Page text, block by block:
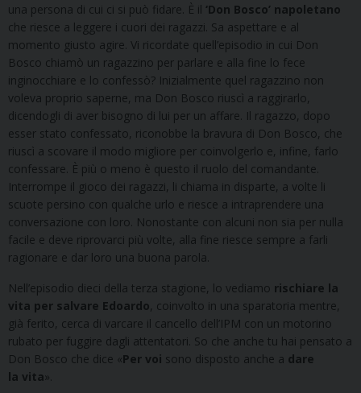
una persona di cui ci si può fidare. È il ‘Don Bosco’ napoletano
che riesce a leggere i cuori dei ragazzi. Sa aspettare e al
momento giusto agire. Vi ricordate quell’episodio in cui Don
Bosco chiamò un ragazzino per parlare e alla fine lo fece
inginocchiare e lo confessò? Inizialmente quel ragazzino non
voleva proprio saperne, ma Don Bosco riuscì a raggirarlo,
dicendogli di aver bisogno di lui per un affare. Il ragazzo, dopo
esser stato confessato, riconobbe la bravura di Don Bosco, che
riuscì a scovare il modo migliore per coinvolgerlo e, infine, farlo
confessare. È più o meno è questo il ruolo del comandante.
Interrompe il gioco dei ragazzi, li chiama in disparte, a volte li
scuote persino con qualche urlo e riesce a intraprendere una
conversazione con loro. Nonostante con alcuni non sia per nulla
facile e deve riprovarci più volte, alla fine riesce sempre a farli
ragionare e dar loro una buona parola.
Nell’episodio dieci della terza stagione, lo vediamo rischiare la
vita per salvare Edoardo, coinvolto in una sparatoria mentre,
già ferito, cerca di varcare il cancello dell’IPM con un motorino
rubato per fuggire dagli attentatori. So che anche tu hai pensato a
Don Bosco che dice «Per voi sono disposto anche a dare
la vita».